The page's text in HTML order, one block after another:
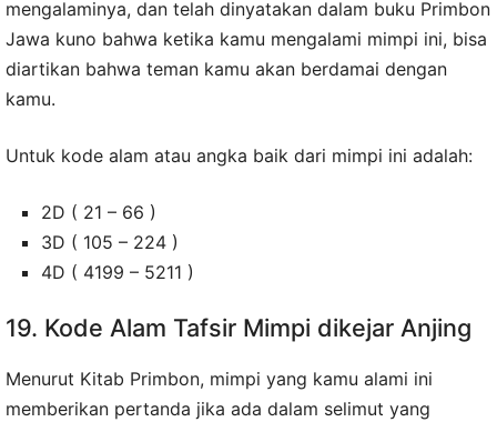
mengalaminya, dan telah dinyatakan dalam buku Primbon
Jawa kuno bahwa ketika kamu mengalami mimpi ini, bisa
diartikan bahwa teman kamu akan berdamai dengan
kamu.
Untuk kode alam atau angka baik dari mimpi ini adalah:
2D ( 21 – 66 )
3D ( 105 – 224 )
4D ( 4199 – 5211 )
19. Kode Alam Tafsir Mimpi dikejar Anjing
Menurut Kitab Primbon, mimpi yang kamu alami ini
memberikan pertanda jika ada dalam selimut yang